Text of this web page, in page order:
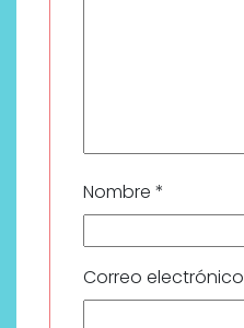
Nombre *
Correo electrónico